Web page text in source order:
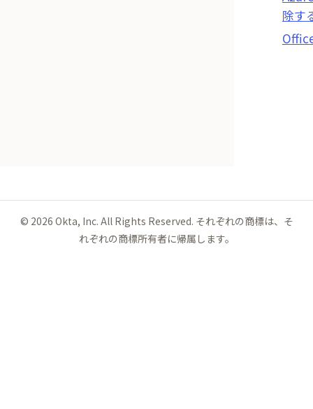
除す
© 2026 Okta, Inc. All Rights Reserved. それぞれの商標は、そ
れぞれの商標所有者に帰属します。